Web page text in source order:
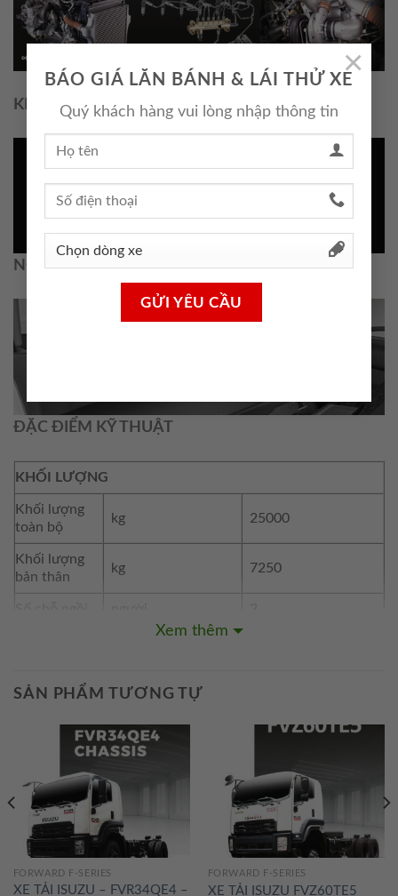
BÁO GIÁ LĂN BÁNH & LÁI THỬ XE
Quý khách hàng vui lòng nhập thông tin
×
KHẢ NĂNG VẬN HÀNH
Phanh thủy lực, trợ lực khí nén
NỘI THẤT
ĐẶC ĐIỂM KỸ THUẬT
KHỐI LƯỢNG
Khối lượng
toàn bộ
kg 25000
Khối lượng
bản thân
kg 7250
KÍCH THƯỚC
Kích thước
mm 11510 x 2485 x 2940
Chiều dài cơ
sở
mm 5825+1370
Vệt bánh xe
trước / sau
mm 2060 / 1850
Khoảng sáng
gầm xe
280
Xem thêm
SẢN PHẨM TƯƠNG TỰ
FORWARD F-SERIES
XE TẢI ISUZU – FVR34QE4 –
FORWARD F-SERIES
XE TẢI ISUZU FVZ60TE5